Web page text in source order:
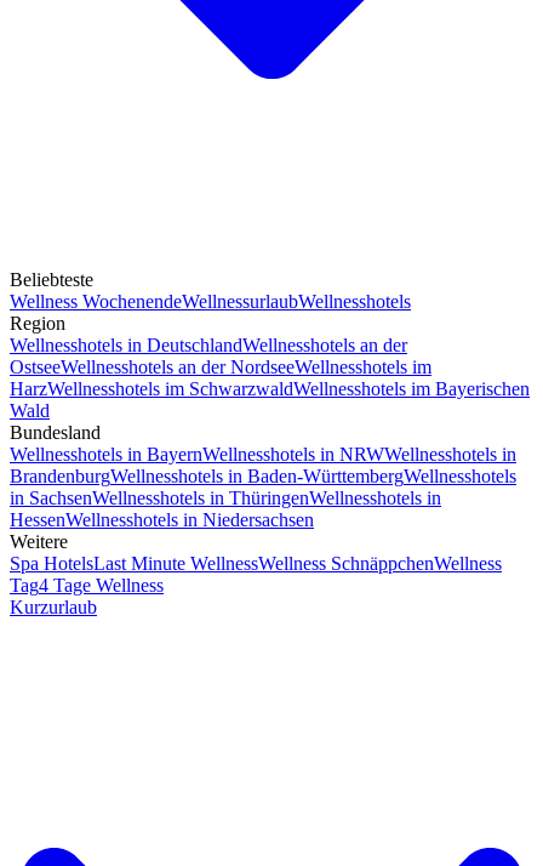
Beliebteste
Wellness WochenendeWellnessurlaubWellnesshotels
Region
Wellnesshotels in DeutschlandWellnesshotels an der
OstseeWellnesshotels an der NordseeWellnesshotels im
HarzWellnesshotels im SchwarzwaldWellnesshotels im Bayerischen
Wald
Bundesland
Wellnesshotels in BayernWellnesshotels in NRWWellnesshotels in
BrandenburgWellnesshotels in Baden-WürttembergWellnesshotels
in SachsenWellnesshotels in ThüringenWellnesshotels in
HessenWellnesshotels in Niedersachsen
Weitere
Spa HotelsLast Minute WellnessWellness SchnäppchenWellness
Tag4 Tage Wellness
Kurzurlaub